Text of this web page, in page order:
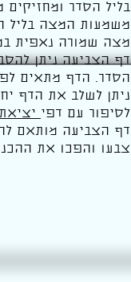
בליל הסדר
משמעות המצה בליל
מצה שמורה נאפית
דף הצביעה ניתן
הסדר. הדף מתאים
ניתן לשלב את הדף
לסיפור עם דפי
צבעו והפכו את